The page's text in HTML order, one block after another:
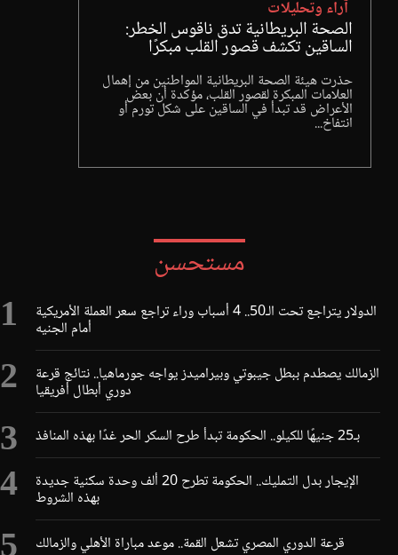
مستحسن
الدولار يتراجع تحت الـ50.. 4 أسباب وراء تراجع سعر العملة الأمريكية
أمام الجنيه
الزمالك يصطدم ببطل جيبوتي وبيراميدز يواجه جورماهيا.. نتائج قرعة
دوري أبطال أفريقيا
بـ25 جنيهًا للكيلو.. الحكومة تبدأ طرح السكر الحر غدًا بهذه المنافذ
الإيجار بدل التمليك.. الحكومة تطرح 20 ألف وحدة سكنية جديدة
بهذه الشروط
قرعة الدوري المصري تشعل القمة.. موعد مباراة الأهلي والزمالك
آراء وتحليلات
الصحة البريطانية تدق ناقوس الخطر:
الساقين تكشف قصور القلب مبكرًا
حذرت هيئة الصحة البريطانية المواطنين من إهمال
العلامات المبكرة لقصور القلب، مؤكدة أن بعض
الأعراض قد تبدأ في الساقين على شكل تورم أو
انتفاخ...